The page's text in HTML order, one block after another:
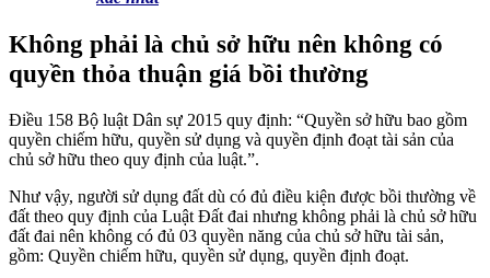
Không phải là chủ sở hữu nên không có
quyền thỏa thuận giá bồi thường
Điều 158 Bộ luật Dân sự 2015 quy định: “Quyền sở hữu bao gồm
quyền chiếm hữu, quyền sử dụng và quyền định đoạt tài sản của
chủ sở hữu theo quy định của luật.”.
Như vậy, người sử dụng đất dù có đủ điều kiện được bồi thường về
đất theo quy định của Luật Đất đai nhưng không phải là chủ sở hữu
đất đai nên không có đủ 03 quyền năng của chủ sở hữu tài sản,
gồm: Quyền chiếm hữu, quyền sử dụng, quyền định đoạt.